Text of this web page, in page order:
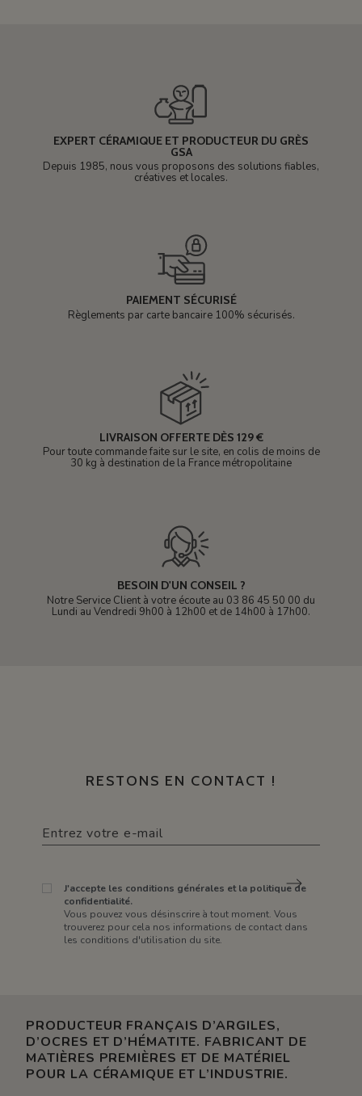
EXPERT CÉRAMIQUE ET PRODUCTEUR DU GRÈS
GSA
Depuis 1985, nous vous proposons des solutions fiables,
créatives et locales.
PAIEMENT SÉCURISÉ
Règlements par carte bancaire 100% sécurisés.
LIVRAISON OFFERTE DÈS 129 €
Pour toute commande faite sur le site, en colis de moins de
30 kg à destination de la France métropolitaine
BESOIN D'UN CONSEIL ?
Notre Service Client à votre écoute au 03 86 45 50 00 du
Lundi au Vendredi 9h00 à 12h00 et de 14h00 à 17h00.
RESTONS EN CONTACT !
J'accepte les conditions générales et la politique de
confidentialité.
Vous pouvez vous désinscrire à tout moment. Vous
trouverez pour cela nos informations de contact dans
les conditions d'utilisation du site.
PRODUCTEUR FRANÇAIS D’ARGILES,
D’OCRES ET D’HÉMATITE. FABRICANT DE
MATIÈRES PREMIÈRES ET DE MATÉRIEL
POUR LA CÉRAMIQUE ET L’INDUSTRIE.